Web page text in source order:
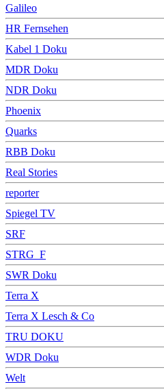
Galileo
HR Fernsehen
Kabel 1 Doku
MDR Doku
NDR Doku
Phoenix
Quarks
RBB Doku
Real Stories
reporter
Spiegel TV
SRF
STRG_F
SWR Doku
Terra X
Terra X Lesch & Co
TRU DOKU
WDR Doku
Welt